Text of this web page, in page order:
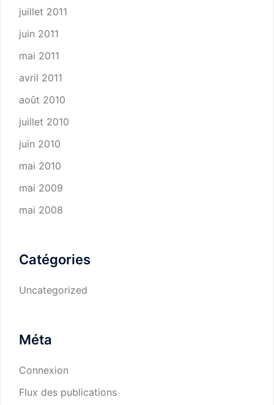
juillet 2011
juin 2011
mai 2011
avril 2011
août 2010
juillet 2010
juin 2010
mai 2010
mai 2009
mai 2008
Catégories
Uncategorized
Méta
Connexion
Flux des publications